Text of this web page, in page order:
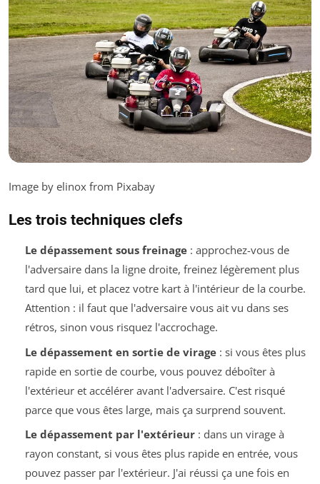
Image by elinox from Pixabay
Les trois techniques clefs
Le dépassement sous freinage: approchez-vous de
l'adversaire dans la ligne droite, freinez légèrement plus
tard que lui, et placez votre kart à l'intérieur de la courbe.
Attention : il faut que l'adversaire vous ait vu dans ses
rétros, sinon vous risquez l'accrochage.
Le dépassement en sortie de virage: si vous êtes plus
rapide en sortie de courbe, vous pouvez déboîter à
l'extérieur et accélérer avant l'adversaire. C'est risqué
parce que vous êtes large, mais ça surprend souvent.
Le dépassement par l'extérieur: dans un virage à
rayon constant, si vous êtes plus rapide en entrée, vous
pouvez passer par l'extérieur. J'ai réussi ça une fois en